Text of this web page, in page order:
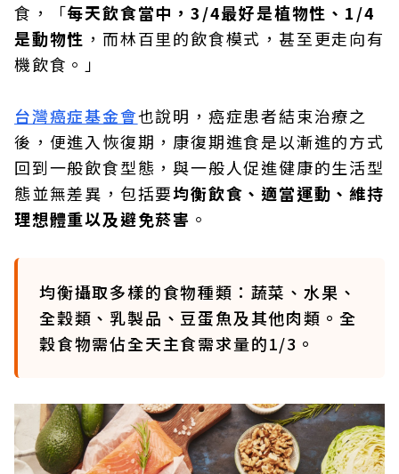
食，「每天飲食當中，3/4最好是植物性、1/4
是動物性 ，而林百里的飲食模式，甚至更走向有
機飲食。」
台灣癌症基金會也說明，癌症患者結束治療之
後，便進入恢復期，康復期進食是以漸進的方式
回到一般飲食型態，與一般人促進健康的生活型
態並無差異，包括要均衡飲食、適當運動、維持
理想體重以及避免菸害 。
均衡攝取多樣的食物種類：蔬菜、水果、
全穀類、乳製品、豆蛋魚及其他肉類。全
穀食物需佔全天主食需求量的1/3。